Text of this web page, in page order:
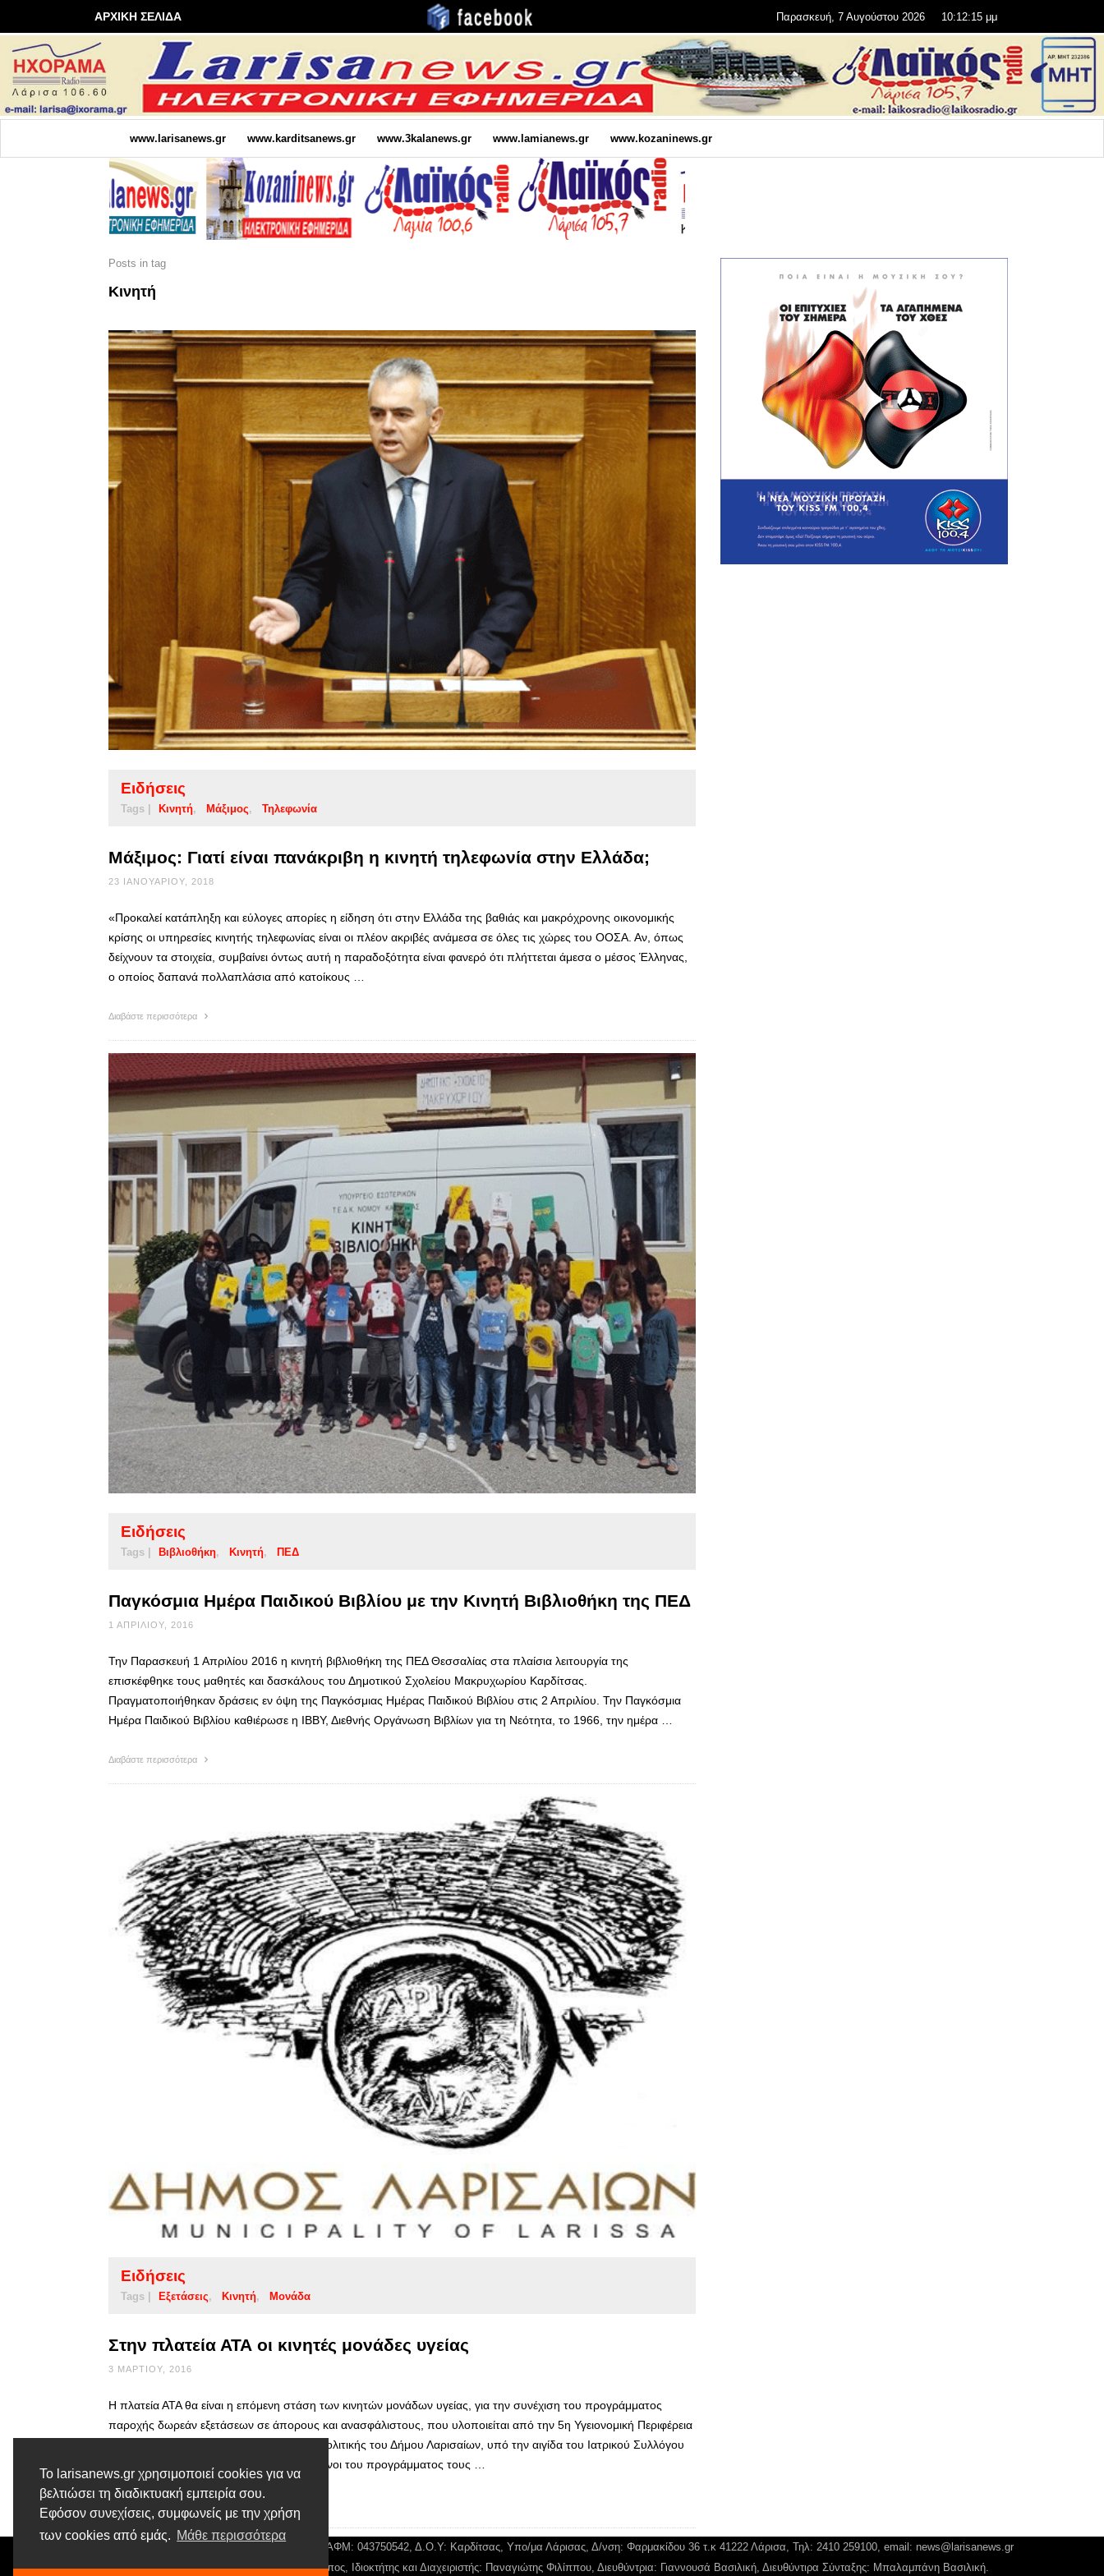
Το larisanews.gr χρησιμοποιεί cookies για να
βελτιώσει τη διαδικτυακή εμπειρία σου.
Εφόσον συνεχίσεις, συμφωνείς με την χρήση
των cookies από εμάς. Μάθε περισσότερα
ΑΡΧΙΚΗ ΣΕΛΙΔΑ Παρασκευή, 7 Αυγούστου 2026 10:12:16 μμ
www.larisanews.gr www.karditsanews.gr www.3kalanews.gr www.lamianews.gr www.kozaninews.gr
Posts in tag
Κινητή
Ειδήσεις
Tags | Κινητή Μάξιμος Τηλεφωνία
Μάξιμος: Γιατί είναι πανάκριβη η κινητή τηλεφωνία στην Ελλάδα;
23 ΙΑΝΟΥΑΡΊΟΥ, 2018
«Προκαλεί κατάπληξη και εύλογες απορίες η είδηση ότι στην Ελλάδα της βαθιάς και μακρόχρονης οικονομικής
κρίσης οι υπηρεσίες κινητής τηλεφωνίας είναι οι πλέον ακριβές ανάμεσα σε όλες τις χώρες του ΟΟΣΑ. Αν, όπως
δείχνουν τα στοιχεία, συμβαίνει όντως αυτή η παραδοξότητα είναι φανερό ότι πλήττεται άμεσα ο μέσος Έλληνας,
ο οποίος δαπανά πολλαπλάσια από κατοίκους …
Διαβάστε περισσότερα
Ειδήσεις
Tags | Βιβλιοθήκη Κινητή ΠΕΔ
Παγκόσμια Ημέρα Παιδικού Βιβλίου με την Kινητή Bιβλιοθήκη της ΠΕΔ
1 ΑΠΡΙΛΊΟΥ, 2016
Την Παρασκευή 1 Απριλίου 2016 η κινητή βιβλιοθήκη της ΠΕΔ Θεσσαλίας στα πλαίσια λειτουργία της
επισκέφθηκε τους μαθητές και δασκάλους του Δημοτικού Σχολείου Μακρυχωρίου Καρδίτσας.
Πραγματοποιήθηκαν δράσεις εν όψη της Παγκόσμιας Ημέρας Παιδικού Βιβλίου στις 2 Απριλίου. Την Παγκόσμια
Ημέρα Παιδικού Βιβλίου καθιέρωσε η ΙΒΒΥ, Διεθνής Οργάνωση Βιβλίων για τη Νεότητα, το 1966, την ημέρα …
Διαβάστε περισσότερα
Ειδήσεις
Tags | Εξετάσεις Κινητή Μονάδα
Στην πλατεία ΑΤΑ οι κινητές μονάδες υγείας
3 ΜΑΡΤΊΟΥ, 2016
Η πλατεία ΑΤΑ θα είναι η επόμενη στάση των κινητών μονάδων υγείας, για την συνέχιση του προγράμματος
παροχής δωρεάν εξετάσεων σε άπορους και ανασφάλιστους, που υλοποιείται από την 5η Υγειονομική Περιφέρεια
(Υ.ΠΕ.) και την Αντιδημαρχία Κοινωνικής Πολιτικής του Δήμου Λαρισαίων, υπό την αιγίδα του Ιατρικού Συλλόγου
Λάρισας. Σημειώνεται ότι ήδη οι ωφελούμενοι του προγράμματος τους …
Διαβάστε περισσότερα
© Larisa News | Διακριτικός Τίτλος: Orion Media, ΑΦΜ: 043750542, Δ.Ο.Υ: Καρδίτσας, Υπο/μα Λάρισας, Δ/νση: Φαρμακίδου 36 τ.κ 41222 Λάρισα, Τηλ: 2410 259100, email: news@larisanews.gr
Αρ. Γεμή: 018804431000, Νόμιμος Εκπρόσωπος, Ιδιοκτήτης και Διαχειριστής: Παναγιώτης Φιλίππου, Διευθύντρια: Γιαννουσά Βασιλική, Διευθύντιρα Σύνταξης: Μπαλαμπάνη Βασιλική.